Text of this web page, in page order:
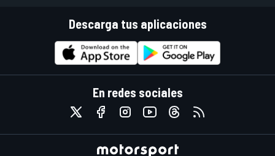
Descarga tus aplicaciones
En redes sociales